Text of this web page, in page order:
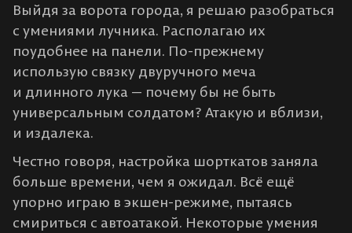
Выйдя за ворота города, я решаю разобраться
с умениями лучника. Располагаю их
поудобнее на панели. По-прежнему
использую связку двуручного меча
и длинного лука — почему бы не быть
универсальным солдатом? Атакую и вблизи,
и издалека.
Честно говоря, настройка шорткатов заняла
больше времени, чем я ожидал. Всё ещё
упорно играю в экшен-режиме, пытаясь
смириться с автоатакой. Некоторые умения